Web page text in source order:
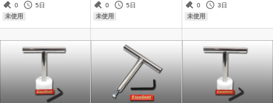
0
5日
未使用
0
5日
未使用
0
3日
未使用